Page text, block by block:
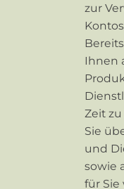
zur
Ihnen
Zeit
Sie
und
sowie
für Sie